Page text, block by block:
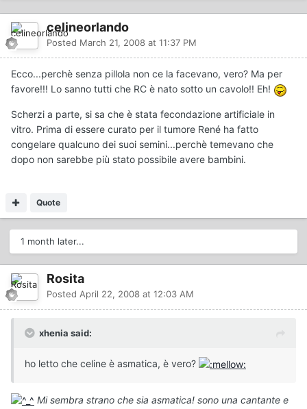
celineorlando
Posted March 21, 2008 at 11:37 PM
Ecco...perchè senza pillola non ce la facevano, vero? Ma per
favore!!! Lo sanno tutti che RC è nato sotto un cavolo!! Eh!
Scherzi a parte, si sa che è stata fecondazione artificiale in
vitro. Prima di essere curato per il tumore René ha fatto
congelare qualcuno dei suoi semini...perchè temevano che
dopo non sarebbe più stato possibile avere bambini.
Quote
1 month later...
Rosita
Posted April 22, 2008 at 12:03 AM
xhenia said:
ho letto che celine è asmatica, è vero?
Mi sembra strano che sia asmatica! sono una cantante e